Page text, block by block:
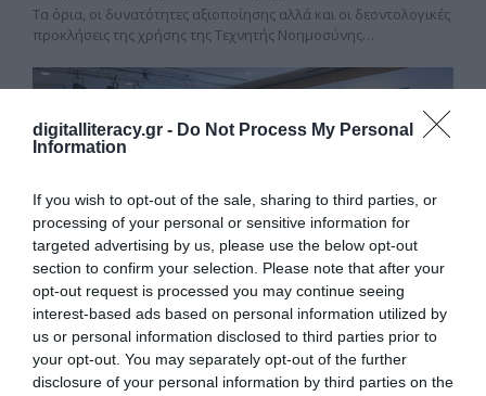
digitalliteracy.gr - Do Not Process My Personal
Information
If you wish to opt-out of the sale, sharing to third parties, or
processing of your personal or sensitive information for
targeted advertising by us, please use the below opt-out
section to confirm your selection. Please note that after your
opt-out request is processed you may continue seeing
interest-based ads based on personal information utilized by
us or personal information disclosed to third parties prior to
your opt-out. You may separately opt-out of the further
disclosure of your personal information by third parties on the
Τα όρια, οι δυνατότητες αξιοποίησης αλλά και οι δεοντολογικές
προκλήσεις της χρήσης της Τεχνητής Νοημοσύνης…
Το έργο μας στον Τύπο και τους Φορείς
Στον Τύπο / Media Παρουσιάσεις του προγράμματος σε
ενημερωτικά μέσα και ειδησεογραφικές ιστοσελίδες. Digital